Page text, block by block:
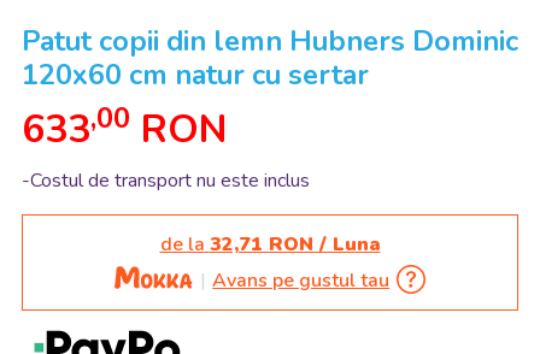
Patut copii din lemn Hubners Dominic
120x60 cm natur cu sertar
633,00 RON
-Costul de transport nu este inclus
de la 32,71 RON / Luna
Avans pe gustul tau